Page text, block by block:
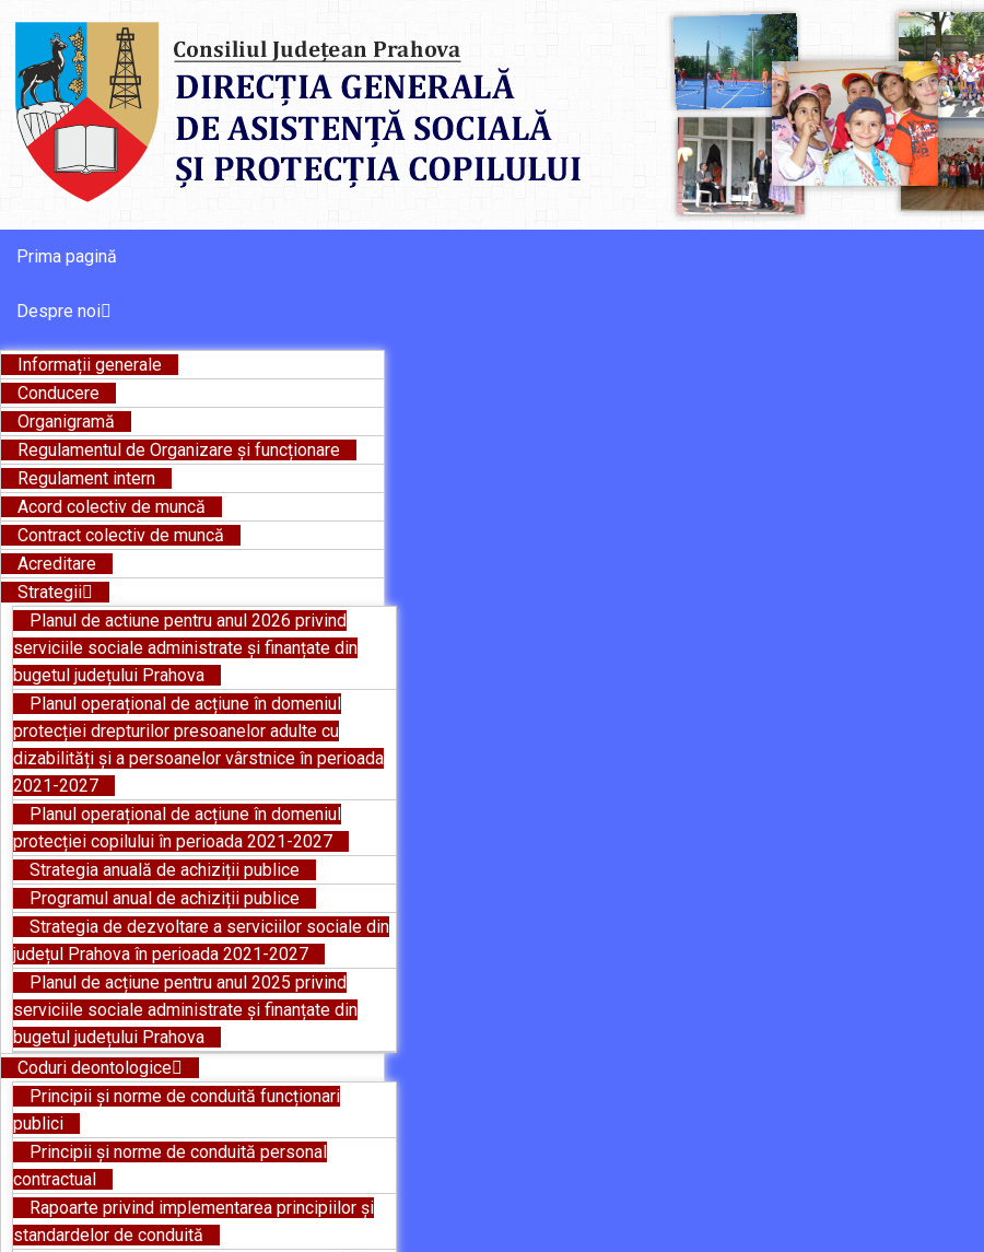
Prima pagină
Despre noi
Informații generale
Conducere
Organigramă
Regulamentul de Organizare și funcționare
Regulament intern
Acord colectiv de muncă
Contract colectiv de muncă
Acreditare
Strategii
Planul de actiune pentru anul 2026 privind
serviciile sociale administrate și finanțate din
bugetul județului Prahova
Planul operațional de acțiune în domeniul
protecției drepturilor presoanelor adulte cu
dizabilități și a persoanelor vârstnice în perioada
2021-2027
Planul operațional de acțiune în domeniul
protecției copilului în perioada 2021-2027
Strategia anuală de achiziții publice
Programul anual de achiziții publice
Strategia de dezvoltare a serviciilor sociale din
județul Prahova în perioada 2021-2027
Planul de acțiune pentru anul 2025 privind
serviciile sociale administrate și finanțate din
bugetul județului Prahova
Coduri deontologice
Principii și norme de conduită funcționari
publici
Principii și norme de conduită personal
contractual
Rapoarte privind implementarea principiilor și
standardelor de conduită